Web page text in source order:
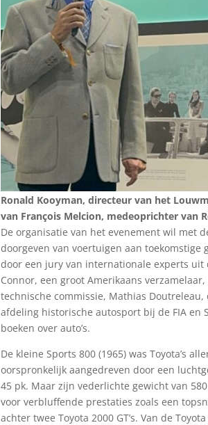
Ronald Kooyman, directeur van het
van François Melcion, medeoprichter van
De organisatie van het evenement wil met
doorgeven van voertuigen aan
door een jury van internationale experts
Connor, een groot Amerikaans
technische commissie, Mathias
afdeling historische autosport bij de FIA en
boeken over auto’s.
De kleine Sports 800 (1965) was Toyota’s
oorspronkelijk aangedreven door een
45 pk. Maar zijn vederlichte gewicht van
voor verbluffende prestaties zoals een
achter twee Toyota 2000 GT’s. Van de